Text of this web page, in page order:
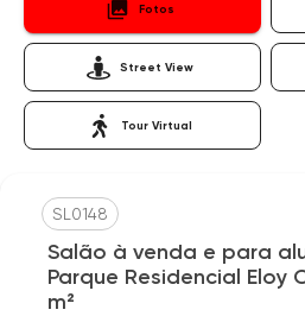
Fotos
Street View
Tour Virtual
SL0148
Salão à venda e para
Parque Residencial Eloy
m²